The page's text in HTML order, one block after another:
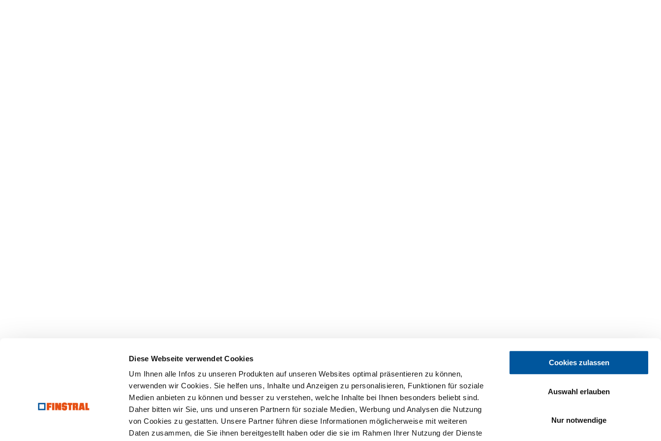
Diese Webseite verwendet Cookies
Um Ihnen alle Infos zu unseren Produkten auf unseren Websites optimal präsentieren zu können,
verwenden wir Cookies. Sie helfen uns, Inhalte und Anzeigen zu personalisieren, Funktionen für soziale
Medien anbieten zu können und besser zu verstehen, welche Inhalte bei Ihnen besonders beliebt sind.
Daher bitten wir Sie, uns und unseren Partnern für soziale Medien, Werbung und Analysen die Nutzung
von Cookies zu gestatten. Unsere Partner führen diese Informationen möglicherweise mit weiteren
Daten zusammen, die Sie ihnen bereitgestellt haben oder die sie im Rahmen Ihrer Nutzung der Dienste
Cookies zulassen
Auswahl erlauben
Nur notwendige